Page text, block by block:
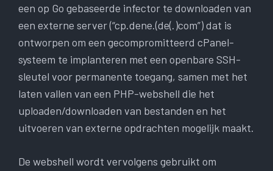
een ​​op Go gebaseerde infector te downloaden van
een externe server (“cp.dene.(de(.)com”) dat is
ontworpen om een ​​gecompromitteerd cPanel-
systeem te implanteren met een openbare SSH-
sleutel voor permanente toegang, samen met het
laten vallen van een PHP-webshell die het
uploaden/downloaden van bestanden en het
uitvoeren van externe opdrachten mogelijk maakt.
De webshell wordt vervolgens gebruikt om